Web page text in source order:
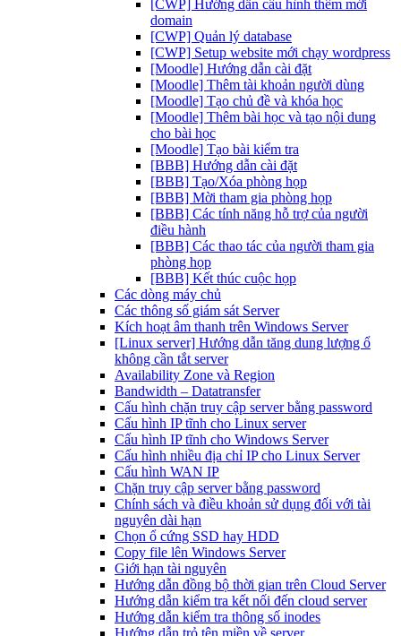
[CWP] Hướng dẫn cấu hình thêm mới
domain
[CWP] Quản lý database
[CWP] Setup website mới chạy wordpress
[Moodle] Hướng dẫn cài đặt
[Moodle] Thêm tài khoản người dùng
[Moodle] Tạo chủ đề và khóa học
[Moodle] Thêm bài học và tạo nội dung
cho bài học
[Moodle] Tạo bài kiểm tra
[BBB] Hướng dẫn cài đặt
[BBB] Tạo/Xóa phòng họp
[BBB] Mời tham gia phòng họp
[BBB] Các tính năng hỗ trợ của người
điều hành
[BBB] Các thao tác của người tham gia
phòng họp
[BBB] Kết thúc cuộc họp
Các dòng máy chủ
Các thông số giám sát Server
Kích hoạt âm thanh trên Windows Server
[Linux server] Hướng dẫn tăng dung lượng ổ
không cần tắt server
Availability Zone và Region
Bandwidth – Datatransfer
Cấu hình chặn truy cập server bằng password
Cấu hình IP tĩnh cho Linux server
Cấu hình IP tĩnh cho Windows Server
Cấu hình nhiều địa chỉ IP cho Linux Server
Cấu hình WAN IP
Chặn truy cập server bằng password
Chính sách và điều khoản sử dụng đối với tài
nguyên dài hạn
Chọn ổ cứng SSD hay HDD
Copy file lên Windows Server
Giới hạn tài nguyên
Hướng dẫn đồng bộ thời gian trên Cloud Server
Hướng dẫn kiểm tra kết nối đến cloud server
Hướng dẫn kiểm tra thông số inodes
Hướng dẫn trỏ tên miền về server